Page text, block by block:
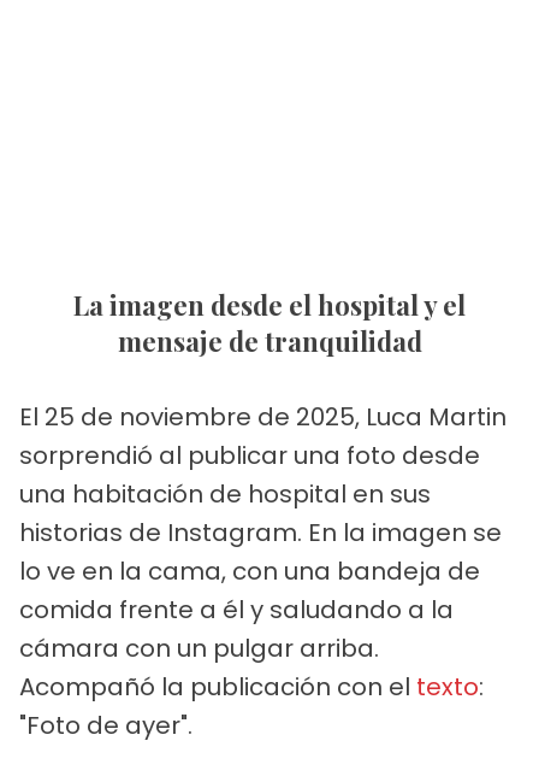
La imagen desde el hospital y el
mensaje de tranquilidad
El 25 de noviembre de 2025, Luca Martin
sorprendió al publicar una foto desde
una habitación de hospital en sus
historias de Instagram. En la imagen se
lo ve en la cama, con una bandeja de
comida frente a él y saludando a la
cámara con un pulgar arriba.
Acompañó la publicación con el texto:
"Foto de ayer".